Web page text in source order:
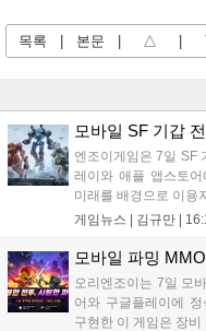
목록 | 본문 | △ |
모바일 SF 기갑
엔조이게임은 7일 SF
레이와 애플 앱스토
미래를 배경으로 이용
위한 전투를 펼친다.
지원 보상을 제공한다.
게임뉴스 | 김규만 |
모바일 파밍
오리엔조이는 7일 모
어와 구글플레이에
구현한 이 게임은 장